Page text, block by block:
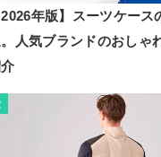
年版】スーツケース
人気ブランドのおしゃ